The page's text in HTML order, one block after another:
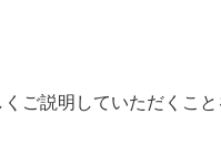
ご説明していただくこ